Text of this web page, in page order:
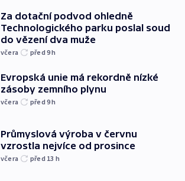
Za dotační podvod ohledně
Technologického parku poslal soud
do vězení dva muže
včera před 9h
Evropská unie má rekordně nízké
zásoby zemního plynu
včera před 9h
Průmyslová výroba v červnu
vzrostla nejvíce od prosince
včera před 13 h